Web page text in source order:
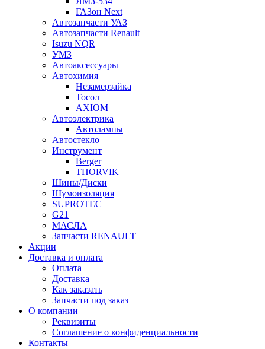
ГАЗон Next
Автозапчасти УАЗ
Автозапчасти Renault
Isuzu NQR
УМЗ
Автоаксессуары
Автохимия
Незамерзайка
Тосол
AXIOM
Автоэлектрика
Автолампы
Автостекло
Инструмент
Berger
THORVIK
Шины/Диски
Шумоизоляция
SUPROTEC
G21
МАСЛА
Запчасти RENAULT
Акции
Доставка и оплата
Оплата
Доставка
Как заказать
Запчасти под заказ
О компании
Реквизиты
Соглашение о конфиденциальности
Контакты